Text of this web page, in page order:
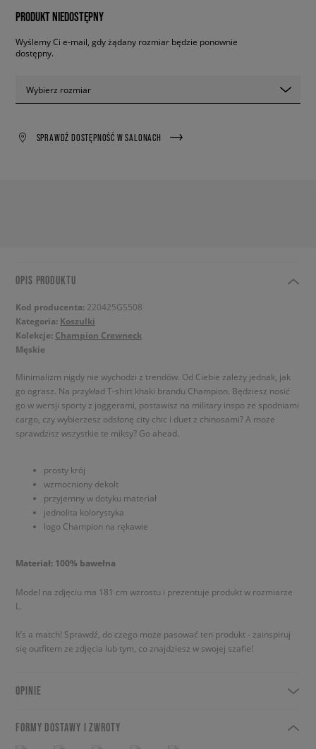
PRODUKT NIEDOSTĘPNY
Wyślemy Ci e-mail, gdy żądany rozmiar będzie ponownie
dostępny.
Wybierz rozmiar
SPRAWDŹ DOSTĘPNOŚĆ W SALONACH
OPIS PRODUKTU
Kod producenta: 220425GS508
Kategoria: Koszulki
Kolekcje: Champion Crewneck
Męskie
Minimalizm nigdy nie wychodzi z trendów. Od Ciebie zależy jednak, jak
go ograsz. Na przykład T-shirt khaki brandu Champion. Będziesz nosić
go w wersji sporty z joggerami, postawisz na military inspo ze spodniami
cargo, czy wybierzesz odsłonę city chic i duet z chinosami? A może
sprawdzisz wszystkie te miksy? Go ahead.
prosty krój
wzmocniony dekolt
przyjemny w dotyku materiał
jednolita kolorystyka
logo Champion na rękawie
Materiał: 100% bawełna
Model na zdjęciu ma 181 cm wzrostu i prezentuje produkt w rozmiarze
L.
It’s a match! Sprawdź, do czego może pasować ten produkt - zainspiruj
się outfitem ze zdjęcia lub tym, co znajdziesz w swojej szafie!
OPINIE
FORMY DOSTAWY I ZWROTY